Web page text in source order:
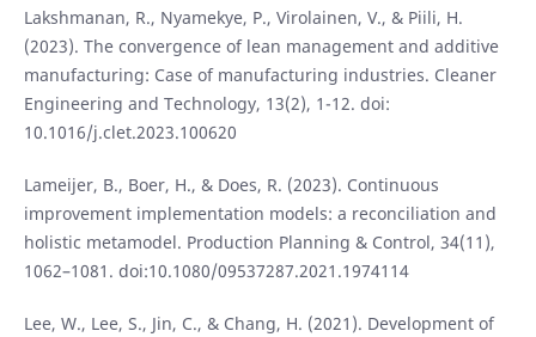
Lakshmanan, R., Nyamekye, P., Virolainen, V., & Piili, H.
(2023). The convergence of lean management and additive
manufacturing: Case of manufacturing industries. Cleaner
Engineering and Technology, 13(2), 1-12. doi:
10.1016/j.clet.2023.100620
Lameijer, B., Boer, H., & Does, R. (2023). Continuous
improvement implementation models: a reconciliation and
holistic metamodel. Production Planning & Control, 34(11),
1062–1081. doi:10.1080/09537287.2021.1974114
Lee, W., Lee, S., Jin, C., & Chang, H. (2021). Development of